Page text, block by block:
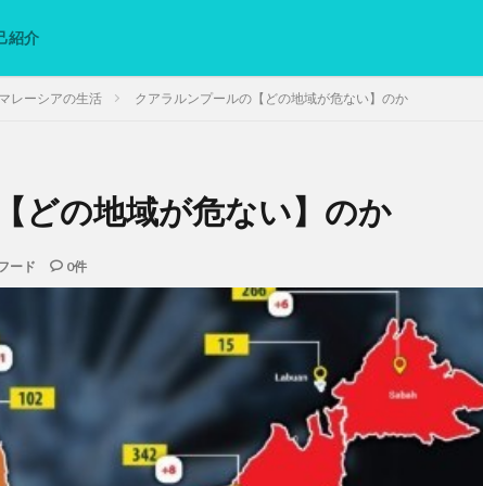
紹介
マレーシアの生活 クアラルンプールの【どの地域が危ない】のか
どの地域が危ない】のか
ード 0件
PC グリグリ画像 マレーシア動画 ヨーグルト